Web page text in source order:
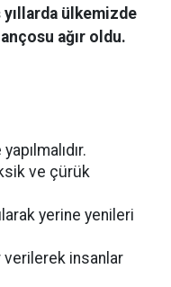
ülkemizde
ağır oldu.
ve çürük
yerine yenileri
insanlar